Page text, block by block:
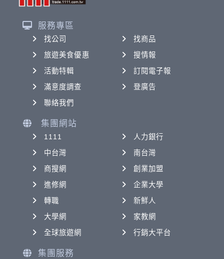
服務專區
找公司
找商品
旅遊美食優惠
搜情報
活動特輯
訂閱電子報
滿意度調查
登廣告
聯絡我們
集團網站
1111
人力銀行
中台灣
南台灣
商搜網
創業加盟
進修網
企業大學
轉職
新鮮人
大學網
家教網
全球旅遊網
行銷大平台
集團服務